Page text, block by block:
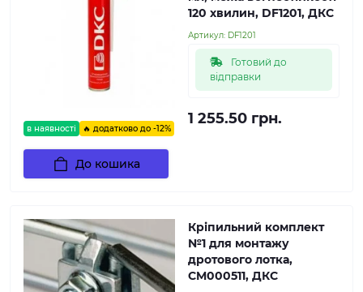
в наявності 🔥 додатково до -12%
120 хвилин, DF1201, ДКС
Артикул: DF1201
Готовий до
відправки
1 255.50 грн.
До кошика
Кріпильний комплект
№1 для монтажу
дротового лотка,
CM000511, ДКС